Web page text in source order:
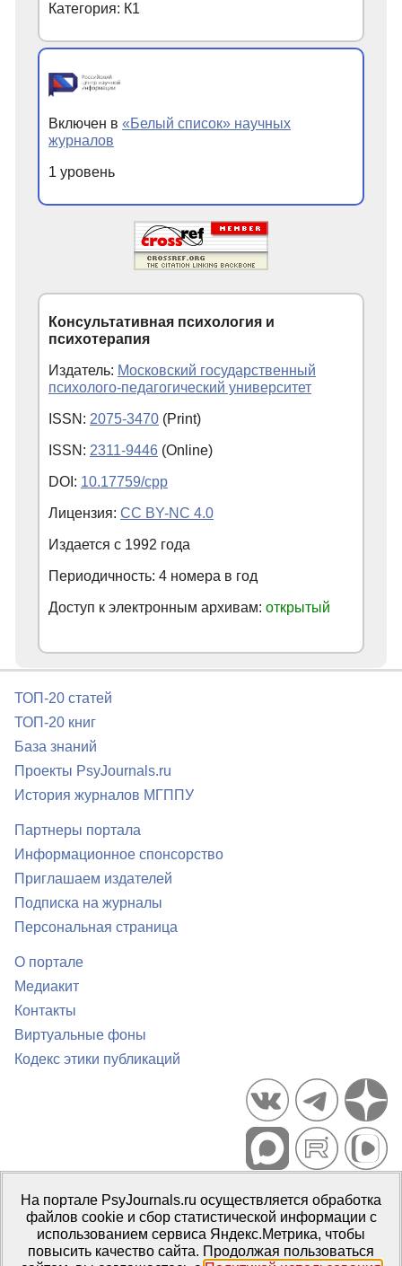
Категория: К1
Включен в «Белый список» научных
журналов
1 уровень
Консультативная психология и
психотерапия
Издатель: Московский государственный
психолого-педагогический университет
ISSN: 2075-3470 (Print)
ISSN: 2311-9446 (Online)
DOI: 10.17759/cpp
Лицензия: CC BY-NC 4.0
Издается с 1992 года
Периодичность: 4 номера в год
Доступ к электронным архивам: открытый
ТОП-20 статей
ТОП-20 книг
База знаний
Проекты PsyJournals.ru
История журналов МГППУ
Партнеры портала
Информационное спонсорство
Приглашаем издателей
Подписка на журналы
Персональная страница
О портале
Медиакит
Контакты
Виртуальные фоны
Кодекс этики публикаций
Портал психологических изданий PsyJournals.ru, 2007–2026
Правила использования материалов
Свидетельство регистрации СМИЭл № ФС77-66447 от 14 июля
2016 г.
На портале PsyJournals.ru осуществляется обработка
файлов cookie и сбор статистической информации с
использованием сервиса Яндекс.Метрика, чтобы
повысить качество сайта. Продолжая пользоваться